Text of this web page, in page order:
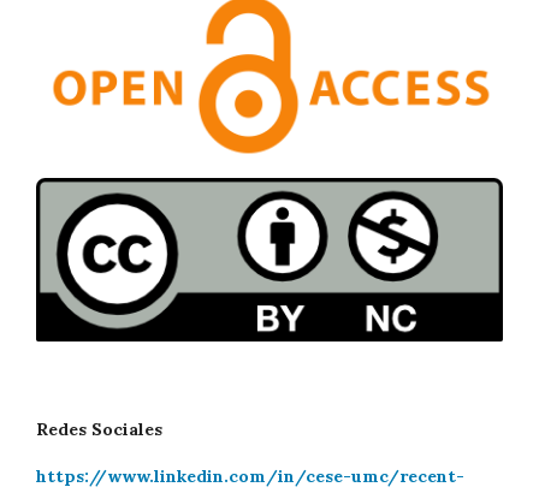
Redes Sociales
https://www.linkedin.com/in/cese-umc/recent-